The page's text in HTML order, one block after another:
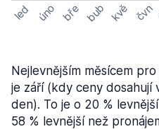
led úno bře bub kvě čvn
Nejlevnějším měsícem
je září (kdy ceny dosahují
den). To je o 20 %
58 % levnější než